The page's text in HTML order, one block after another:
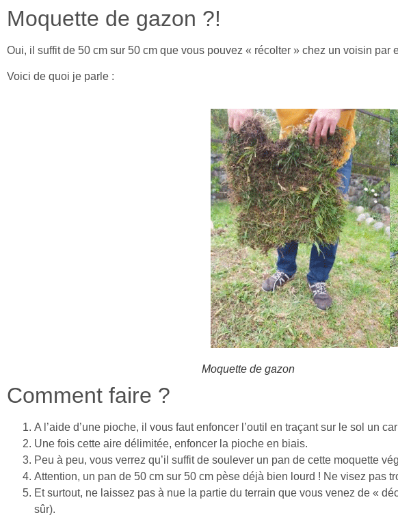
Moquette de gazon ?!
Oui, il suffit de 50 cm sur 50 cm que vous pouvez « récolter » chez un voisin par
Voici de quoi je parle :
Moquette de gazon
Comment faire ?
A l’aide d’une pioche, il vous faut enfoncer l’outil en traçant sur le sol un
Une fois cette aire délimitée, enfoncer la pioche en biais.
Peu à peu, vous verrez qu’il suffit de soulever un pan de cette moquette
Attention, un pan de 50 cm sur 50 cm pèse déjà bien lourd ! Ne visez pas
Et surtout, ne laissez pas à nue la partie du terrain que vous venez de «
sûr).